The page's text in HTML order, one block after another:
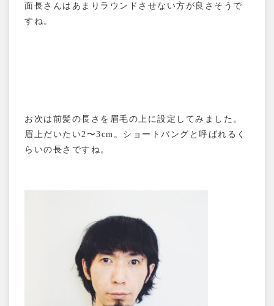
面長さんはあまりラウンドさせない方が良さそうで
すね。
お次は前髪の長さを眉毛の上に設定してみました。
眉上だいたい2〜3cm。ショートバングと呼ばれるく
らいの長さですね。